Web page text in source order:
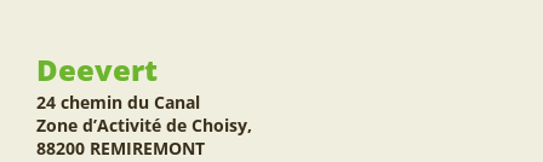
Deevert
24 chemin du Canal
Zone d’Activité de Choisy,
88200 REMIREMONT